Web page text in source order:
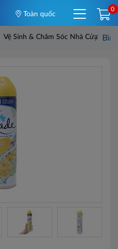
Toàn quốc
0
Vệ Sinh & Chăm Sóc Nhà Cửa